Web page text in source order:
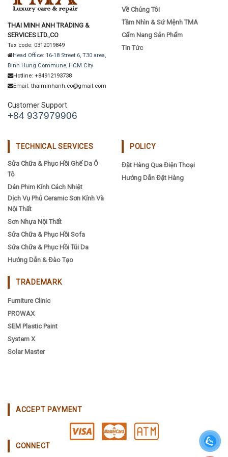
THAI MINH ANH TRADING &
SERVICES LTD.,CO
Tax code: 0312019849
Head Office: 16-18 Street 6, T30 area,
Binh Hung Commune, HCM City
Hotline: +84912193738
Email: thaiminhanh.co@gmail.com
Customer Support
+84 937979906
Về Chúng Tôi
Tầm Nhìn & Sứ Mệnh TMA
Cẩm Nang Sản Phẩm
Tin Tức
TECHNICAL SERVICES
Sửa Chữa & Phục Hồi Ghế Da Ô
Tô
Dán Phim Kính Cách Nhiệt
Dịch Vụ Phủ Ceramic Sơn Kính Và
Nội Thất
Sơn Nhựa Nội Thất
Sửa Chữa & Phục Hồi Sofa
Sửa Chữa & Phục Hồi Túi Da
Hướng Dẫn & Đào Tạo
POLICY
Đặt Hàng Qua Điện Thoại
Hướng Dẫn Đặt Hàng
TRADEMARK
Furniture Clinic
PROWAX
SEM Plastic Paint
System X
Solar Master
ACCEPT PAYMENT
CONNECT